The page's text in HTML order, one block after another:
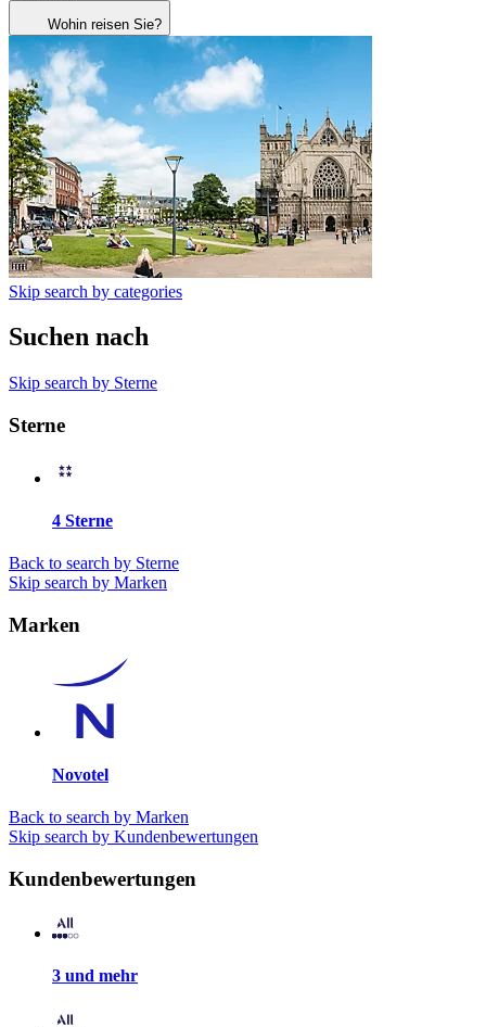
Wohin reisen Sie?
Skip search by categories
Suchen nach
Skip search by Sterne
Sterne
4 Sterne
Back to search by Sterne
Skip search by Marken
Marken
Novotel
Back to search by Marken
Skip search by Kundenbewertungen
Kundenbewertungen
3 und mehr